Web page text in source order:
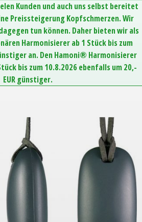
Kunden und auch uns selbst bereitet
Preissteigerung Kopfschmerzen. Wir
tun können. Daher bieten wir als
Harmonisierer ab 1 Stück bis zum
an. Den Hamoni® Harmonisierer
bis zum 10.8.2026 ebenfalls um 20,-
EUR günstiger.